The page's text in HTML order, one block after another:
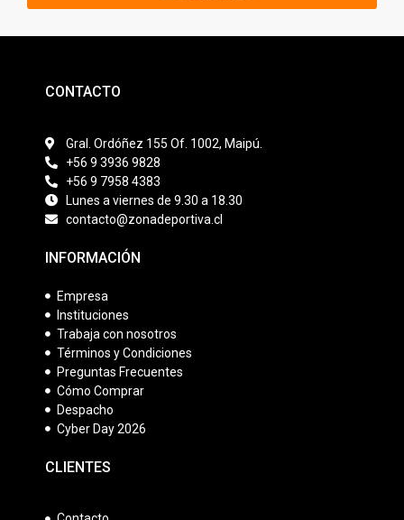
CONTACTO
Gral. Ordóñez 155 Of. 1002, Maipú.
+56 9 3936 9828
+56 9 7958 4383
Lunes a viernes de 9.30 a 18.30
contacto@zonadeportiva.cl
INFORMACIÓN
Empresa
Instituciones
Trabaja con nosotros
Términos y Condiciones
Preguntas Frecuentes
Cómo Comprar
Despacho
Cyber Day 2026
CLIENTES